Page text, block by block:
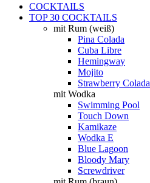
COCKTAILS
TOP 30 COCKTAILS
mit Rum (weiß)
Pina Colada
Cuba Libre
Hemingway
Mojito
Strawberry Colada
mit Wodka
Swimming Pool
Touch Down
Kamikaze
Wodka E
Blue Lagoon
Bloody Mary
Screwdriver